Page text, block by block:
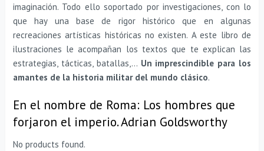
imaginación. Todo ello soportado por investigaciones, con lo
que hay una base de rigor histórico que en algunas
recreaciones artísticas históricas no existen. A este libro de
ilustraciones le acompañan los textos que te explican las
estrategias, tácticas, batallas,… Un imprescindible para los
amantes de la historia militar del mundo clásico.
En el nombre de Roma: Los hombres que
forjaron el imperio. Adrian Goldsworthy
No products found.